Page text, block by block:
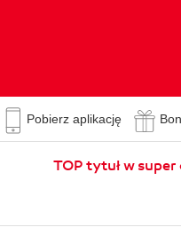
Pobierz aplikację
TOP tytuł w